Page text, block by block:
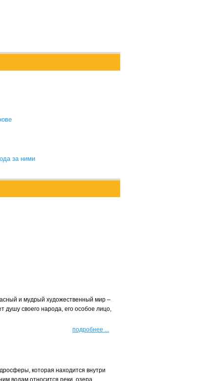
за ними
и мудрый художественный мир –
душу своего народа, его особое лицо,
подробнее ...
которая находится внутри
водам относится реки, озера,